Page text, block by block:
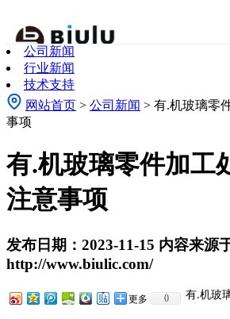
公司新闻
行业新闻
技术支持
网站首页 > 公司新闻 > 有.机玻璃零
事项
有.机玻璃零件加工
注意事项
发布日期：2023-11-15 内容来源
http://www.biulic.com/
更多 0 有.机玻